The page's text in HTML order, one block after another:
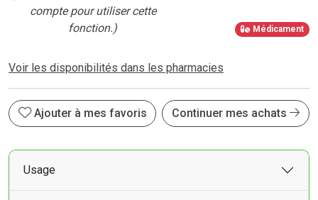
compte pour utiliser cette
fonction.)
Médicament
Voir les disponibilités dans les pharmacies
Ajouter à mes favoris Continuer mes achats
Usage